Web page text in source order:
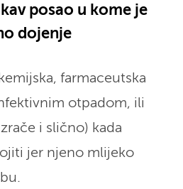
posao u kome je
dojenje
farmaceutska
otpadom, ili
i slično) kada
jer njeno mlijeko